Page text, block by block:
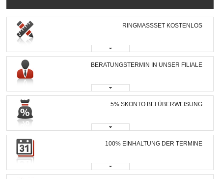
RINGMASSSET KOSTENLOS
BERATUNGSTERMIN IN UNSER FILIALE
5% SKONTO BEI ÜBERWEISUNG
100% EINHALTUNG DER TERMINE